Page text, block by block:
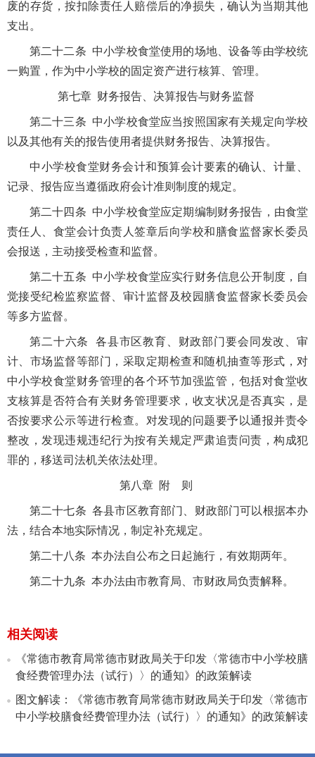
废的存货，按扣除责任人赔偿后的净损失，确认为当期其他
支出。
第二十二条 中小学校食堂使用的场地、设备等由学校统
一购置，作为中小学校的固定资产进行核算、管理。
第七章 财务报告、决算报告与财务监督
第二十三条 中小学校食堂应当按照国家有关规定向学校
以及其他有关的报告使用者提供财务报告、决算报告。
中小学校食堂财务会计和预算会计要素的确认、计量、
记录、报告应当遵循政府会计准则制度的规定。
第二十四条 中小学校食堂应定期编制财务报告，由食堂
责任人、食堂会计负责人签章后向学校和膳食监督家长委员
会报送，主动接受检查和监督。
第二十五条 中小学校食堂应实行财务信息公开制度，自
觉接受纪检监察监督、审计监督及校园膳食监督家长委员会
等多方监督。
第二十六条 各县市区教育、财政部门要会同发改、审
计、市场监督等部门，采取定期检查和随机抽查等形式，对
中小学校食堂财务管理的各个环节加强监管，包括对食堂收
支核算是否符合有关财务管理要求，收支状况是否真实，是
否按要求公示等进行检查。对发现的问题要予以通报并责令
整改，发现违规违纪行为按有关规定严肃追责问责，构成犯
罪的，移送司法机关依法处理。
第八章 附 则
第二十七条 各县市区教育部门、财政部门可以根据本办
法，结合本地实际情况，制定补充规定。
第二十八条 本办法自公布之日起施行，有效期两年。
第二十九条 本办法由市教育局、市财政局负责解释。
相关阅读
《常德市教育局常德市财政局关于印发〈常德市中小学校膳
食经费管理办法（试行）〉的通知》的政策解读
图文解读：《常德市教育局常德市财政局关于印发〈常德市
中小学校膳食经费管理办法（试行）〉的通知》的政策解读